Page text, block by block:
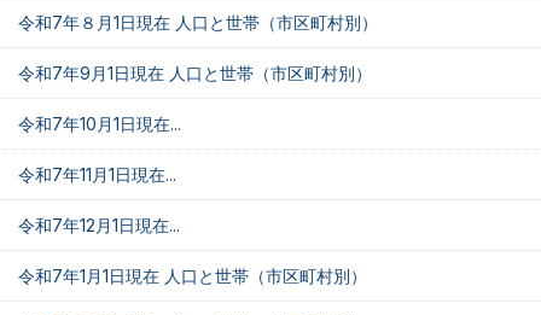
令和7年８月1日現在 人口と世帯（市区町村別）
令和7年9月1日現在 人口と世帯（市区町村別）
令和7年10月1日現在...
令和7年11月1日現在...
令和7年12月1日現在...
令和7年1月1日現在 人口と世帯（市区町村別）